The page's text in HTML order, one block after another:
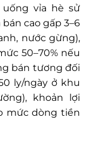
vỉa hè sử
cao gấp 3–6
nước gừng),
50–70% nếu
bán tương đối
ly/ngày ở khu
khoản lợi
mức dòng tiền